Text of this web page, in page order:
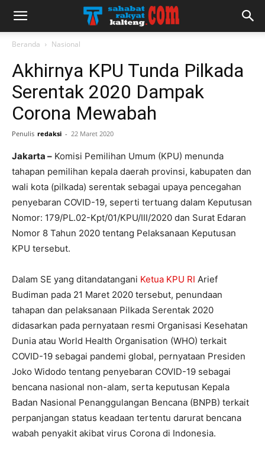
Beranda Nasional
Akhirnya KPU Tunda Pilkada
Serentak 2020 Dampak
Corona Mewabah
Penulis redaksi - 22 Maret 2020
Jakarta – Komisi Pemilihan Umum (KPU) menunda
tahapan pemilihan kepala daerah provinsi, kabupaten dan
wali kota (pilkada) serentak sebagai upaya pencegahan
penyebaran COVID-19, seperti tertuang dalam Keputusan
Nomor: 179/PL.02-Kpt/01/KPU/III/2020 dan Surat Edaran
Nomor 8 Tahun 2020 tentang Pelaksanaan Keputusan
KPU tersebut.
Dalam SE yang ditandatangani Ketua KPU RI Arief
Budiman pada 21 Maret 2020 tersebut, penundaan
tahapan dan pelaksanaan Pilkada Serentak 2020
didasarkan pada pernyataan resmi Organisasi Kesehatan
Dunia atau World Health Organisation (WHO) terkait
COVID-19 sebagai pandemi global, pernyataan Presiden
Joko Widodo tentang penyebaran COVID-19 sebagai
bencana nasional non-alam, serta keputusan Kepala
Badan Nasional Penanggulangan Bencana (BNPB) terkait
perpanjangan status keadaan tertentu darurat bencana
wabah penyakit akibat virus Corona di Indonesia.